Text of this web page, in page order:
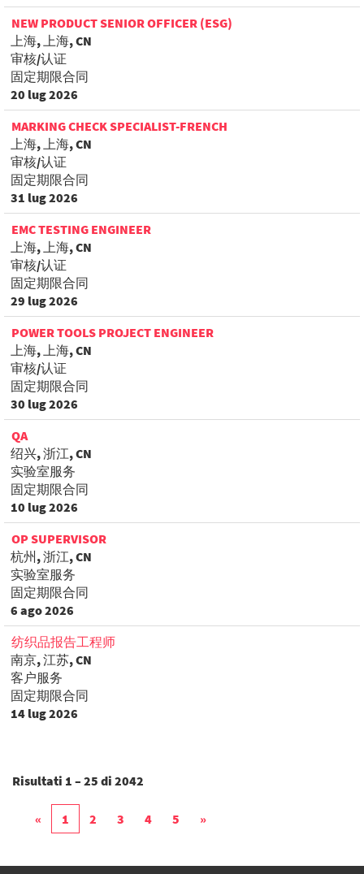
NEW PRODUCT SENIOR OFFICER (ESG)
上海, 上海, CN
审核/认证
固定期限合同
20 lug 2026
MARKING CHECK SPECIALIST-FRENCH
上海, 上海, CN
审核/认证
固定期限合同
31 lug 2026
EMC TESTING ENGINEER
上海, 上海, CN
审核/认证
固定期限合同
29 lug 2026
POWER TOOLS PROJECT ENGINEER
上海, 上海, CN
审核/认证
固定期限合同
30 lug 2026
QA
绍兴, 浙江, CN
实验室服务
固定期限合同
10 lug 2026
OP SUPERVISOR
杭州, 浙江, CN
实验室服务
固定期限合同
6 ago 2026
纺织品报告工程师
南京, 江苏, CN
客户服务
固定期限合同
14 lug 2026
Risultati 1 – 25 di 2042
« 1 2 3 4 5 »